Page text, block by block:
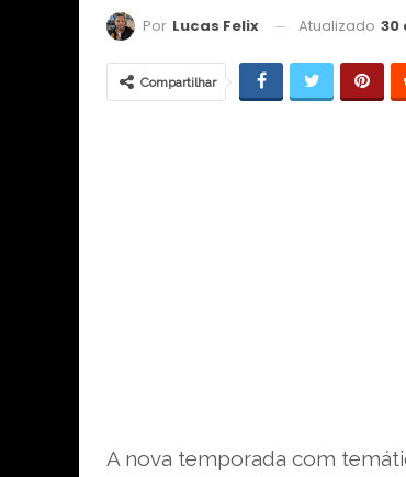
Por Lucas Felix Atualizado 30
Compartilhar
A nova temporada com